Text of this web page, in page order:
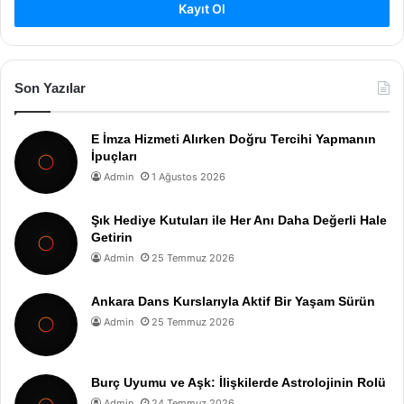
Kayıt Ol
Son Yazılar
E İmza Hizmeti Alırken Doğru Tercihi Yapmanın
İpuçları
Admin 1 Ağustos 2026
Şık Hediye Kutuları ile Her Anı Daha Değerli Hale
Getirin
Admin 25 Temmuz 2026
Ankara Dans Kurslarıyla Aktif Bir Yaşam Sürün
Admin 25 Temmuz 2026
Burç Uyumu ve Aşk: İlişkilerde Astrolojinin Rolü